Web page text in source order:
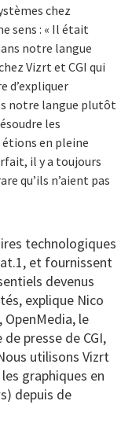
chez
sens : « Il était
notre langue
Vizrt et CGI qui
d’expliquer
notre langue plutôt
les
en pleine
il y a toujours
qu’ils n’aient pas
technologiques
et fournissent
devenus
explique Nico
OpenMedia, le
presse de CGI,
utilisons Vizrt
graphiques en
depuis de